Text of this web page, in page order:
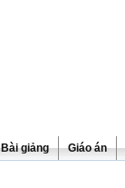
Bài giảng Giáo án